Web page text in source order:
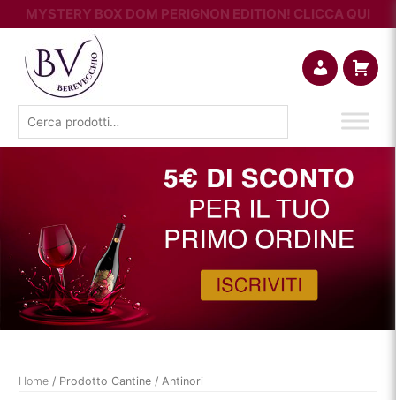
MYSTERY BOX DOM PERIGNON EDITION! CLICCA QUI
Cerca:
Home / Prodotto Cantine / Antinori